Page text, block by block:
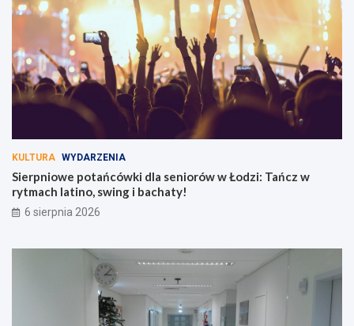
KULTURA WYDARZENIA
Sierpniowe potańcówki dla seniorów w Łodzi: Tańcz w
rytmach latino, swing i bachaty!
6 sierpnia 2026